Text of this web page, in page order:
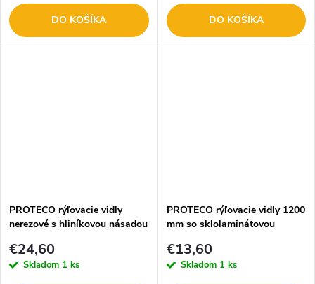
DO KOŠÍKA DO KOŠÍKA
PROTECO rýľovacie vidly
nerezové s hliníkovou násadou
€24,60
Skladom 1 ks
PROTECO rýľovacie vidly 1200
mm so sklolaminátovou
€13,60
Skladom 1 ks